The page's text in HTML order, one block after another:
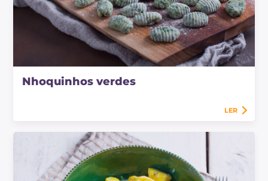
Nhoquinhos verdes
LER